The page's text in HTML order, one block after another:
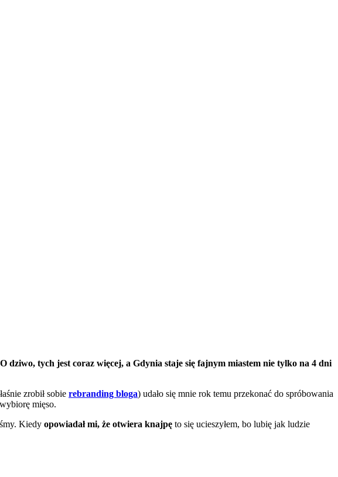
dziwo, tych jest coraz więcej, a Gdynia staje się fajnym miastem nie tylko na 4 dni
zrobił sobie rebranding bloga) udało się mnie rok temu przekonać do spróbowania
mięso.
Kiedy opowiadał mi, że otwiera knajpę to się ucieszyłem, bo lubię jak ludzie